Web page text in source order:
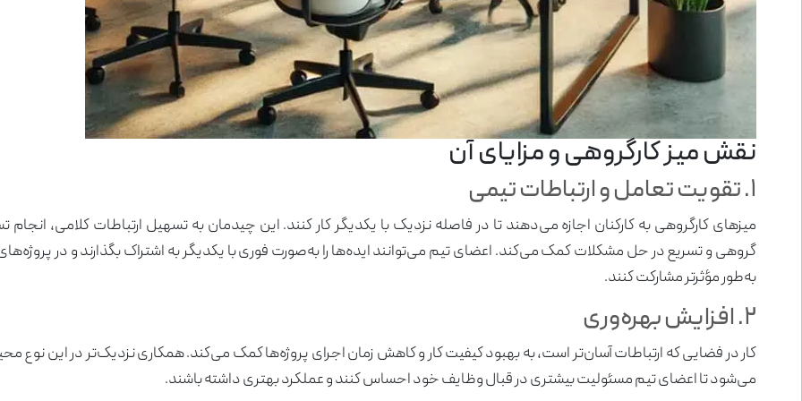
کاتالوگ
درباره ما
تماس با ما
نقش میز کارگروهی و مزایای آن
۱. تقویت تعامل و ارتباطات تیمی
میزهای کارگروهی به کارکنان اجازه می‌دهند تا در فاصله نزدیک با یکدیگر کار کنند. این چیدمان به تسهیل ارتباطات کلامی،
گروهی و تسریع در حل مشکلات کمک می‌کند. اعضای تیم می‌توانند ایده‌ها را به‌صورت فوری با یکدیگر به اشتراک بگذارند و در
به‌طور مؤثرتر مشارکت کنند.
۲. افزایش بهره‌وری
کار در فضایی که ارتباطات آسان‌تر است، به بهبود کیفیت کار و کاهش زمان اجرای پروژه‌ها کمک می‌کند. همکاری نزدیک‌تر در این نوع
می‌شود تا اعضای تیم مسئولیت بیشتری در قبال وظایف خود احساس کنند و عملکرد بهتری داشته باشند.